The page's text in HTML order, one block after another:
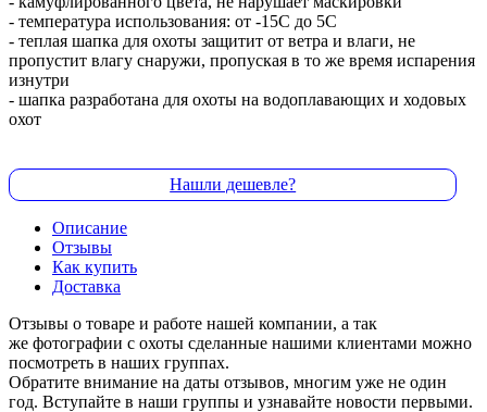
- температура использования: от -15С до 5С
- теплая шапка для охоты защитит от ветра и влаги, не
пропустит влагу снаружи, пропуская в то же время испарения
изнутри
- шапка разработана для охоты на водоплавающих и ходовых
охот
Нашли дешевле?
Описание
Отзывы
Как купить
Доставка
Отзывы о товаре и работе нашей компании, а так
же фотографии с охоты сделанные нашими клиентами можно
посмотреть в наших группах.
Обратите внимание на даты отзывов, многим уже не один
год. Вступайте в наши группы и узнавайте новости первыми.